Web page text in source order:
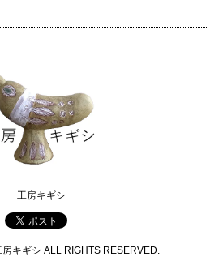
工房キギシ
キギシ ALL RIGHTS RESERVED.